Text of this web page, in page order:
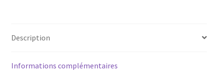
Description
Informations complémentaires